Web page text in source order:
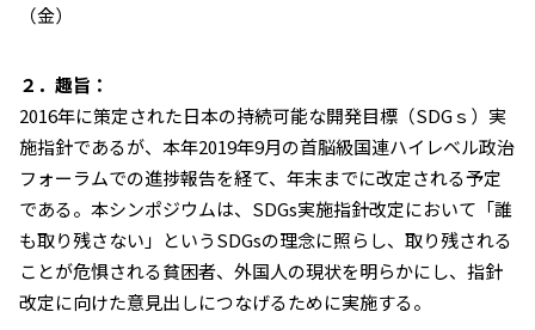
（金）
２．趣旨：
2016年に策定された日本の持続可能な開発目標（SDGｓ）実
施指針であるが、本年2019年9月の首脳級国連ハイレベル政治
フォーラムでの進捗報告を経て、年末までに改定される予定
である。本シンポジウムは、SDGs実施指針改定において「誰
も取り残さない」というSDGsの理念に照らし、取り残される
ことが危惧される貧困者、外国人の現状を明らかにし、指針
改定に向けた意見出しにつなげるために実施する。